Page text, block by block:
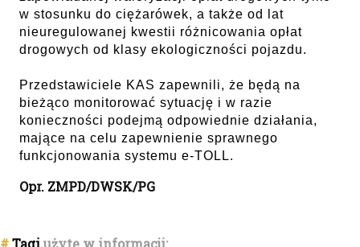
w stosunku do ciężarówek, a także od lat
nieuregulowanej kwestii różnicowania opłat
drogowych od klasy ekologiczności pojazdu.
Przedstawiciele KAS zapewnili, że będą na
bieżąco monitorować sytuację i w razie
konieczności podejmą odpowiednie działania,
mające na celu zapewnienie sprawnego
funkcjonowania systemu e-TOLL.
Opr. ZMPD/DWSK/PG
#Tagiużyte w informacji: